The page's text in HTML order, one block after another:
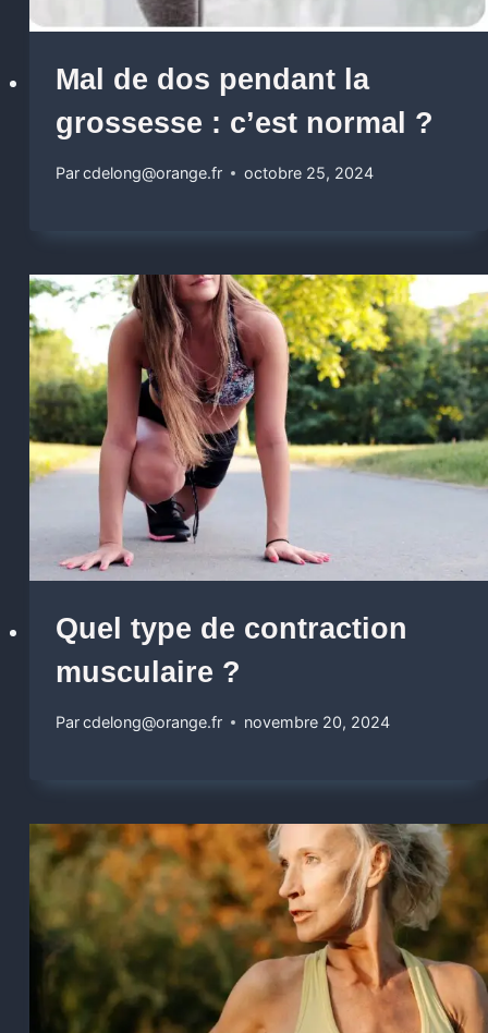
Mal de dos pendant la
grossesse : c’est normal ?
Parcdelong@orange.fr octobre 25, 2024
Quel type de contraction
musculaire ?
Parcdelong@orange.fr novembre 20, 2024